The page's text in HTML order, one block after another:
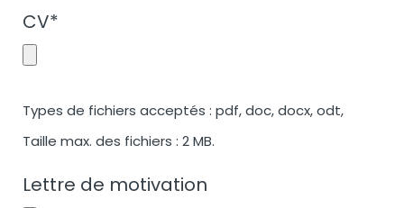
CV*
Types de fichiers acceptés : pdf, doc, docx, odt,
Taille max. des fichiers : 2 MB.
Lettre de motivation